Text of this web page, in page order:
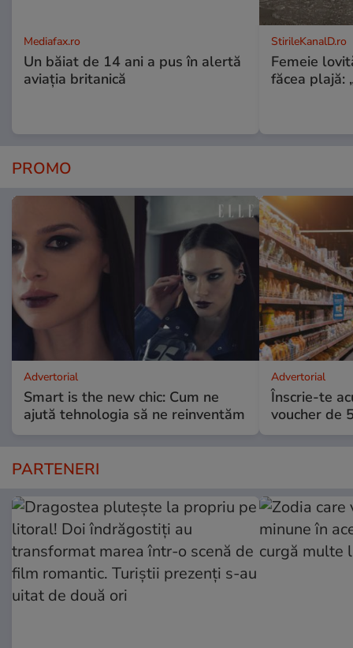
Mediafax.ro
Un băiat de 14 ani a pus în alertă
aviația britanică
StirileKanalD.ro
Femeie
făcea plajă:
PROMO
Advertorial
Smart is the new chic: Cum ne
ajută tehnologia să ne reinventăm
Advertorial
Înscrie-te
voucher de
PARTENERI